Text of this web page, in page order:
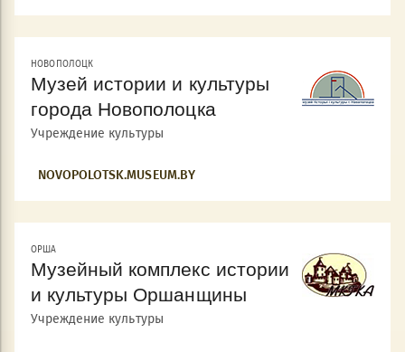
НОВОПОЛОЦК
Музей истории и культуры
города Новополоцка
Учреждение культуры
NOVOPOLOTSK.MUSEUM.BY
ОРША
Музейный комплекс истории
и культуры Оршанщины
Учреждение культуры